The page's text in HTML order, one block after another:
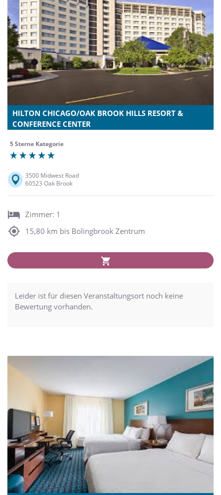
HILTON CHICAGO/OAK BROOK HILLS RESORT &
CONFERENCE CENTER
5 Sterne Kategorie
3500 Midwest Road
60523 Oak Brook
Zimmer: 1
15,80 km bis Bolingbrook Zentrum
Leider ist für diesen Veranstaltungsort noch keine
Bewertung vorhanden.